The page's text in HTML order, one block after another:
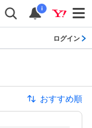
i
ログイン
おすすめ順